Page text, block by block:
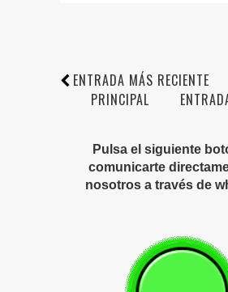
ENTRADA MÁS RECIENTE
PRINCIPAL
Pulsa el siguiente
comunicarte
nosotros a través de